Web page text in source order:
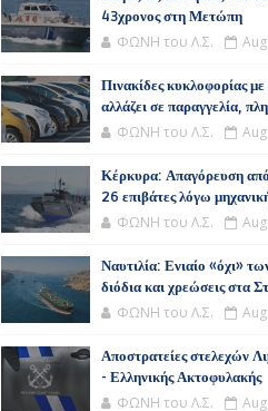
43χρονος στη Μετώπη
ΦΩΝΗ του Λ.Σ.
Πινακίδες κυκλοφορίας με
αλλάζει σε παραγγελία,
ΦΩΝΗ του Λ.Σ.
Κέρκυρα: Απαγόρευση
26 επιβάτες λόγω
ΦΩΝΗ του Λ.Σ.
Ναυτιλία: Ενιαίο «όχι»
διόδια και χρεώσεις στα
ΦΩΝΗ του Λ.Σ.
Αποστρατείες στελεχών
- Ελληνικής Ακτοφυλακής
ΦΩΝΗ του Λ.Σ.